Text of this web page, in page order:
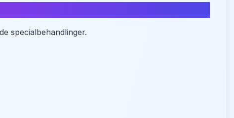
specialbehandlinger.